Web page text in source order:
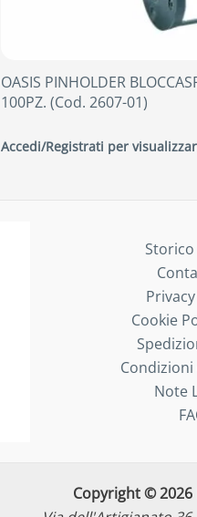
OASIS PINHOLDER
100PZ. (Cod. 2607-01)
Accedi/Registrati per
Cookie
Note
Copyright ©